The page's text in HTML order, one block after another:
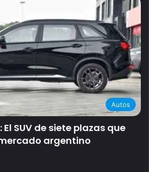
Autos
El SUV de siete plazas que
argentino